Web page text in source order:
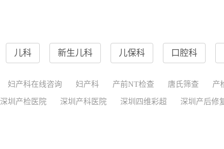
儿科 新生儿科 儿保科 口腔科
妇产科在线咨询 妇产科 产前NT检查 唐氏筛查 产
深圳产检医院 深圳产科医院 深圳四维彩超 深圳产后修